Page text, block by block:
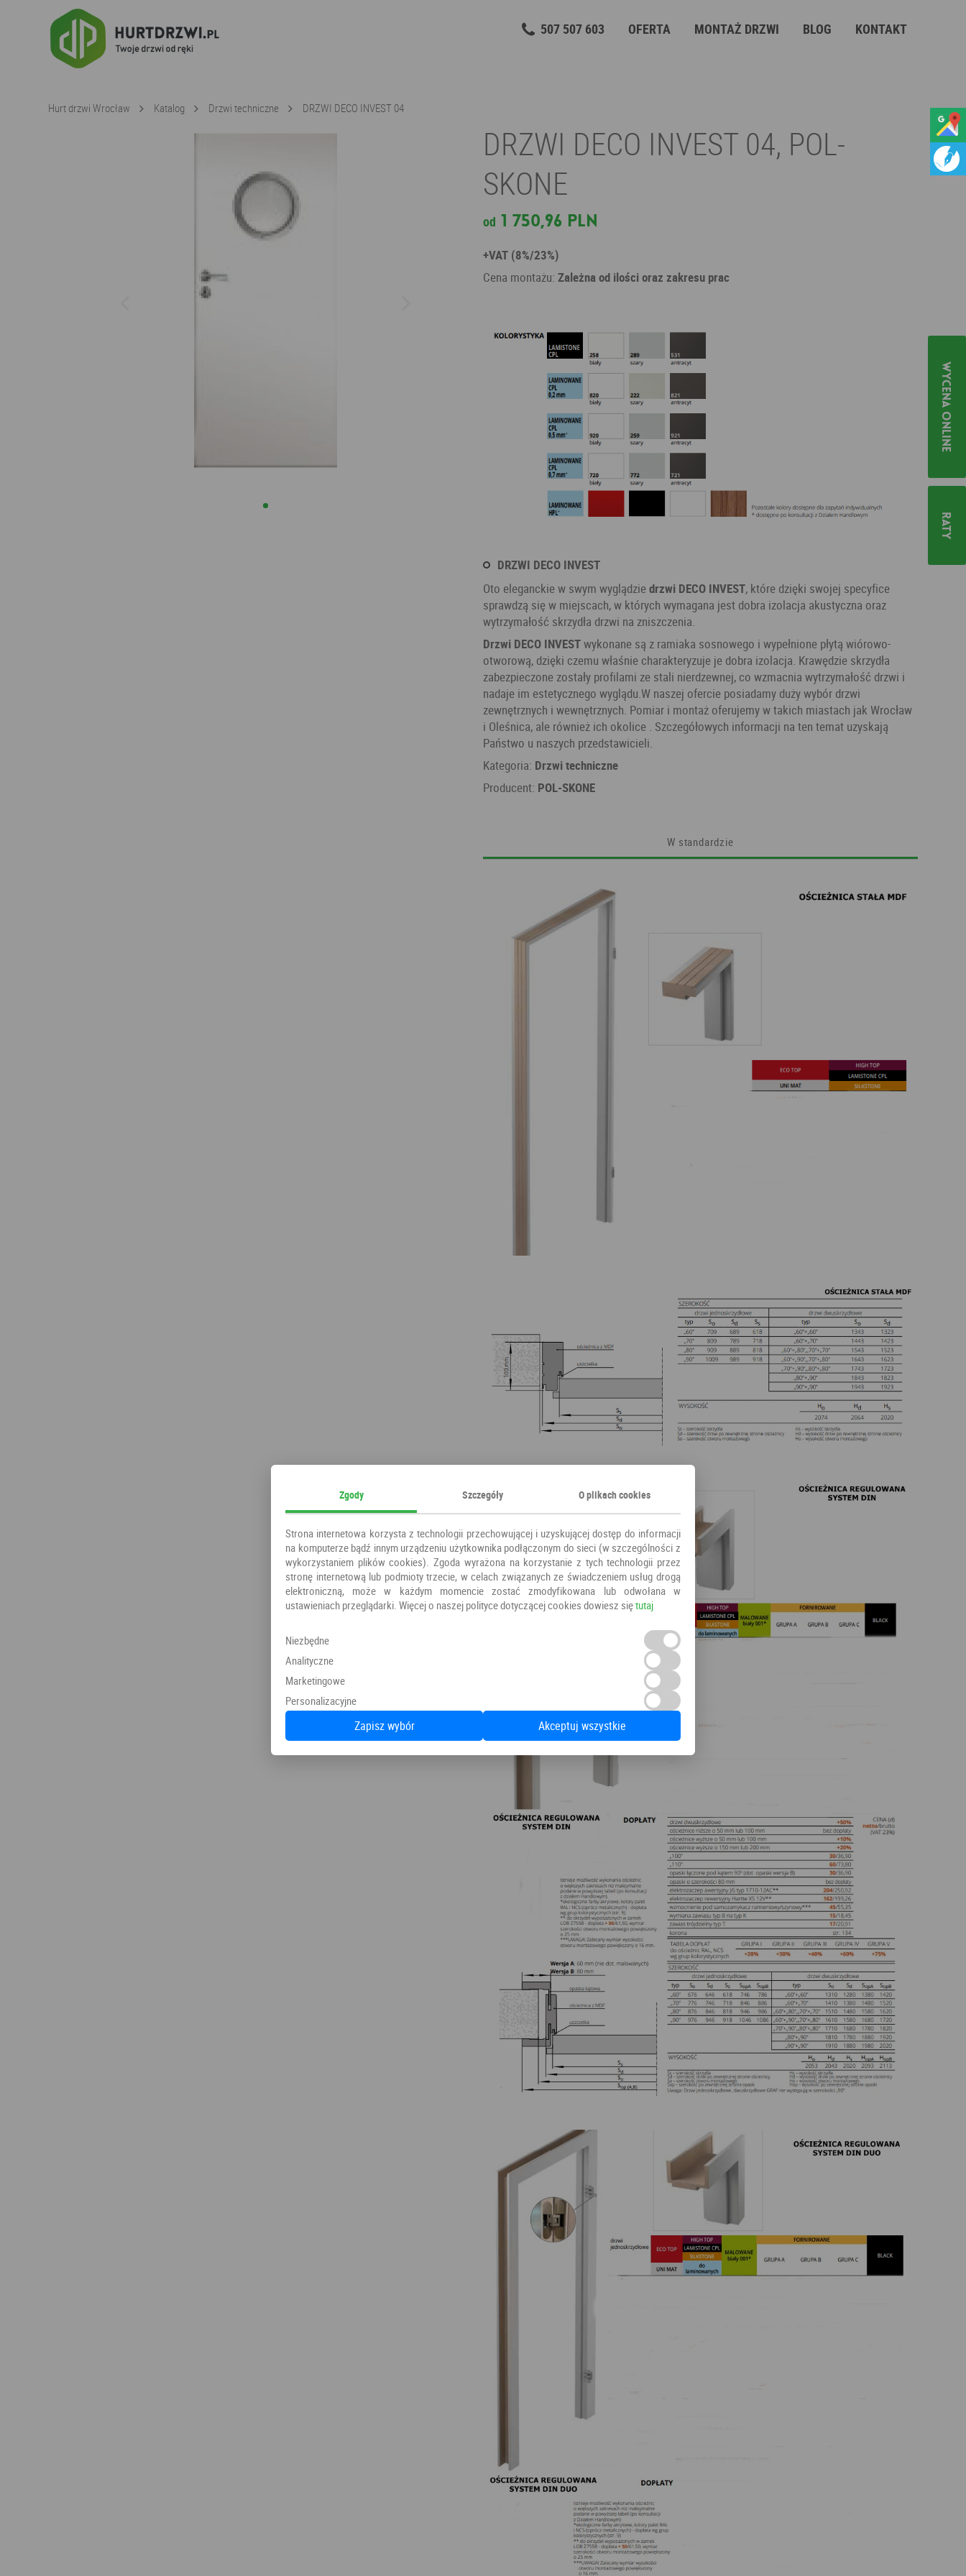
507 507 603 OFERTA MONTAŻ DRZWI BLOG KONTAKT
Hurt drzwi Wrocław Katalog Drzwi techniczne DRZWI DECO INVEST 04
DRZWI DECO INVEST 04, POL-
SKONE
od 1 750,96 PLN
+VAT (8%/23%)
Cena montażu: Zależna od ilości oraz zakresu prac
DRZWI DECO INVEST
Oto eleganckie w swym wyglądziedrzwi DECO INVEST, które dzięki swojej specyfice
sprawdzą się w miejscach, w których wymagana jest dobra izolacja akustyczna oraz
wytrzymałość skrzydła drzwi na zniszczenia.
Drzwi DECO INVESTwykonane są z ramiaka sosnowego i wypełnione płytą wiórowo-
otworową, dzięki czemu właśnie charakteryzuje je dobra izolacja. Krawędzie skrzydła
zabezpieczone zostały profilami ze stali nierdzewnej, co wzmacnia wytrzymałość drzwi i
nadaje im estetycznego wyglądu.W naszej ofercie posiadamy duży wybór drzwi
zewnętrznych i wewnętrznych. Pomiar i montaż oferujemy w takich miastach jak Wrocław
i Oleśnica, ale również ich okolice . Szczegółowych informacji na ten temat uzyskają
Państwo u naszych przedstawicieli.
Kategoria: Drzwi techniczne
Producent: POL-SKONE
W standardzie
Zgody Szczegóły O plikach cookies
Strona internetowa korzysta z technologii przechowującej i uzyskującej dostęp do informacji
na komputerze bądź innym urządzeniu użytkownika podłączonym do sieci (w szczególności z
wykorzystaniem plików cookies). Zgoda wyrażona na korzystanie z tych technologii przez
stronę internetową lub podmioty trzecie, w celach związanych ze świadczeniem usług drogą
elektroniczną, może w każdym momencie zostać zmodyfikowana lub odwołana w
ustawieniach przeglądarki. Więcej o naszej polityce dotyczącej cookies dowiesz siętutaj
Niezbędne
Analityczne
Marketingowe
Personalizacyjne
Zapisz wybór Akceptuj wszystkie
Wycena online
Raty